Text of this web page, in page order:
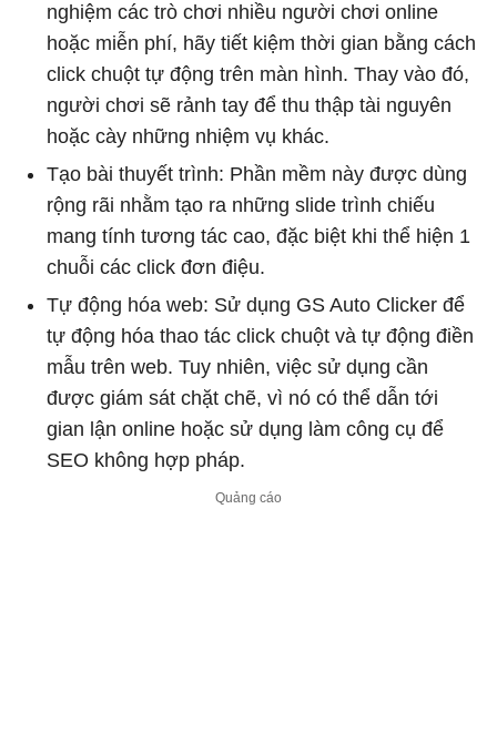
nghiệm các trò chơi nhiều người chơi online
hoặc miễn phí, hãy tiết kiệm thời gian bằng cách
click chuột tự động trên màn hình. Thay vào đó,
người chơi sẽ rảnh tay để thu thập tài nguyên
hoặc cày những nhiệm vụ khác.
Tạo bài thuyết trình: Phần mềm này được dùng
rộng rãi nhằm tạo ra những slide trình chiếu
mang tính tương tác cao, đặc biệt khi thể hiện 1
chuỗi các click đơn điệu.
Tự động hóa web: Sử dụng GS Auto Clicker để
tự động hóa thao tác click chuột và tự động điền
mẫu trên web. Tuy nhiên, việc sử dụng cần
được giám sát chặt chẽ, vì nó có thể dẫn tới
gian lận online hoặc sử dụng làm công cụ để
SEO không hợp pháp.